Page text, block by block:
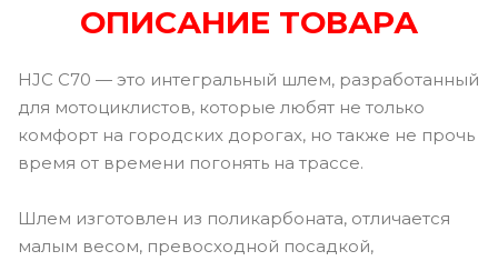
ОПИСАНИЕ ТОВАРА
HJC C70 — это интегральный шлем, разработанный
для мотоциклистов, которые любят не только
комфорт на городских дорогах, но также не прочь
время от времени погонять на трассе.
Шлем изготовлен из поликарбоната, отличается
малым весом, превосходной посадкой,